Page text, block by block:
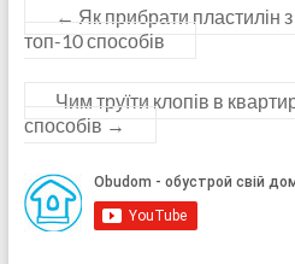
← Як прибрати пластилін
топ-10 способів
Чим труїти клопів в
способів →